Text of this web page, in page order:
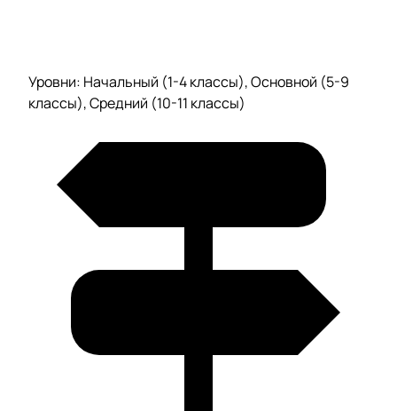
Уровни: Начальный (1-4 классы), Основной (5-9
классы), Средний (10-11 классы)